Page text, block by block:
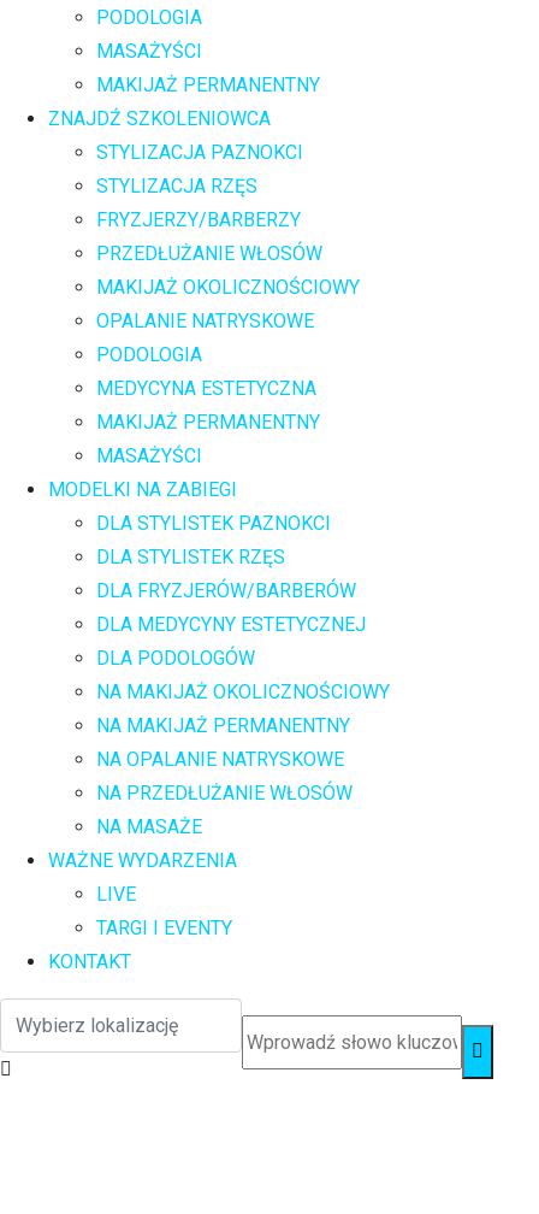
PODOLOGIA
MASAŻYŚCI
MAKIJAŻ PERMANENTNY
ZNAJDŹ SZKOLENIOWCA
STYLIZACJA PAZNOKCI
STYLIZACJA RZĘS
FRYZJERZY/BARBERZY
PRZEDŁUŻANIE WŁOSÓW
MAKIJAŻ OKOLICZNOŚCIOWY
OPALANIE NATRYSKOWE
PODOLOGIA
MEDYCYNA ESTETYCZNA
MAKIJAŻ PERMANENTNY
MASAŻYŚCI
MODELKI NA ZABIEGI
DLA STYLISTEK PAZNOKCI
DLA STYLISTEK RZĘS
DLA FRYZJERÓW/BARBERÓW
DLA MEDYCYNY ESTETYCZNEJ
DLA PODOLOGÓW
NA MAKIJAŻ OKOLICZNOŚCIOWY
NA MAKIJAŻ PERMANENTNY
NA OPALANIE NATRYSKOWE
NA PRZEDŁUŻANIE WŁOSÓW
NA MASAŻE
WAŻNE WYDARZENIA
LIVE
TARGI I EVENTY
KONTAKT